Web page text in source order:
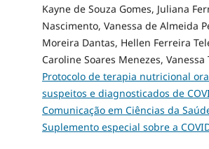
Kayne de Souza Gomes, Juliana
Nascimento, Vanessa de Almeida
Moreira Dantas, Hellen Ferreira
Caroline Soares Menezes,
Protocolo de terapia nutricional
suspeitos e diagnosticados de
Comunicação em Ciências da
Suplemento especial sobre a